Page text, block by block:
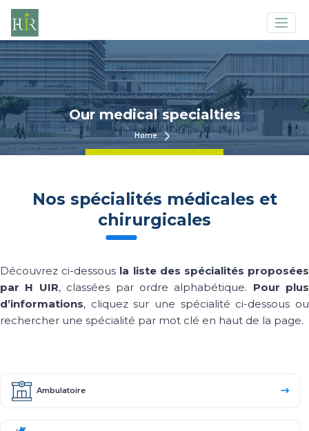
Our medical specialties
Home
Nos spécialités médicales et
chirurgicales
Découvrez ci-dessous la liste des spécialités proposées
par H UIR, classées par ordre alphabétique. Pour plus
d’informations, cliquez sur une spécialité ci-dessous ou
rechercher une spécialité par mot clé en haut de la page.
Ambulatoire